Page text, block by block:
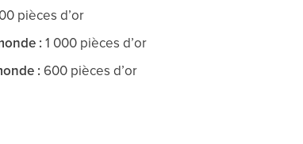
pièces d’or
: 1 000 pièces d’or
: 600 pièces d’or